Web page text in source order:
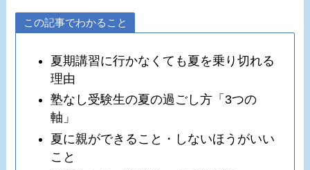
この記事でわかること
夏期講習に行かなくても夏を乗り切れる
理由
塾なし受験生の夏の過ごし方「3つの
軸」
夏に親ができること・しないほうがいい
こと